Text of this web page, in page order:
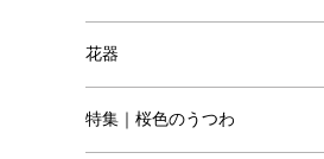
花器
特集｜桜色のうつわ